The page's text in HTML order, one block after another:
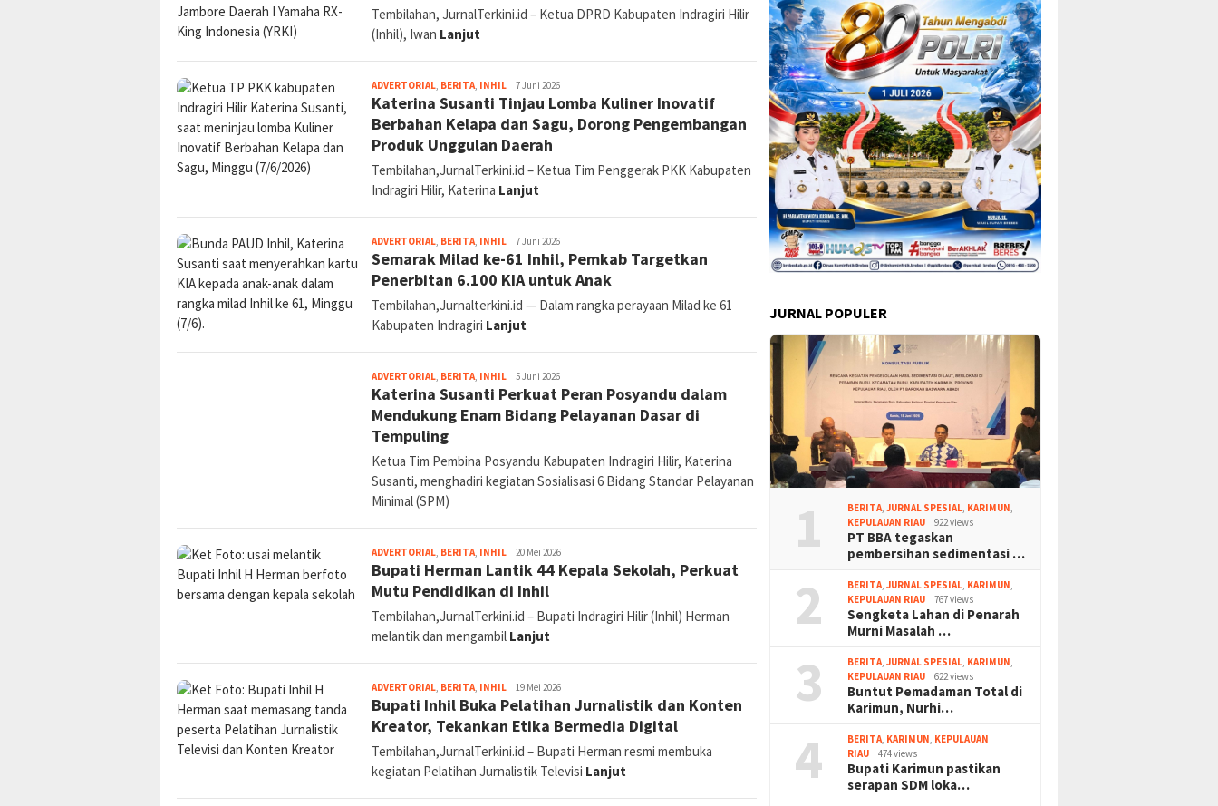
Tembilahan, JurnalTerkini.id – Ketua DPRD Kabupaten Indragiri Hilir
(Inhil), Iwan Lanjut
ADVERTORIAL, BERITA, INHILAbdullah
7 Juni 2026
Katerina Susanti Tinjau Lomba Kuliner Inovatif
Berbahan Kelapa dan Sagu, Dorong Pengembangan
Produk Unggulan Daerah
Tembilahan,JurnalTerkini.id – Ketua Tim Penggerak PKK Kabupaten
Indragiri Hilir, Katerina Lanjut
ADVERTORIAL, BERITA, INHILAbdullah
7 Juni 2026
Semarak Milad ke-61 Inhil, Pemkab Targetkan
Penerbitan 6.100 KIA untuk Anak
Tembilahan,Jurnalterkini.id — Dalam rangka perayaan Milad ke 61
Kabupaten Indragiri Lanjut
ADVERTORIAL, BERITA, INHILAbdullah
5 Juni 2026
Katerina Susanti Perkuat Peran Posyandu dalam
Mendukung Enam Bidang Pelayanan Dasar di
Tempuling
Ketua Tim Pembina Posyandu Kabupaten Indragiri Hilir, Katerina
Susanti, menghadiri kegiatan Sosialisasi 6 Bidang Standar Pelayanan
Minimal (SPM)
ADVERTORIAL, BERITA, INHILAbdullah
20 Mei 2026
Bupati Herman Lantik 44 Kepala Sekolah, Perkuat
Mutu Pendidikan di Inhil
Tembilahan,JurnalTerkini.id – Bupati Indragiri Hilir (Inhil) Herman
melantik dan mengambil Lanjut
ADVERTORIAL, BERITA, INHILAbdullah
19 Mei 2026
Bupati Inhil Buka Pelatihan Jurnalistik dan Konten
Kreator, Tekankan Etika Bermedia Digital
Tembilahan,JurnalTerkini.id – Bupati Herman resmi membuka
kegiatan Pelatihan Jurnalistik Televisi Lanjut
JURNAL POPULER
1 BERITA,JURNAL SPESIAL, KARIMUN,
KEPULAUAN RIAU
922 views
PT BBA tegaskan
pembersihan sedimentasi …
2 BERITA,JURNAL SPESIAL, KARIMUN,
KEPULAUAN RIAU
767 views
Sengketa Lahan di Penarah
Murni Masalah …
3 BERITA,JURNAL SPESIAL, KARIMUN,
KEPULAUAN RIAU
622 views
Buntut Pemadaman Total di
Karimun, Nurhi…
4 BERITA, KARIMUN, KEPULAUAN
RIAU
474 views
Bupati Karimun pastikan
serapan SDM loka…